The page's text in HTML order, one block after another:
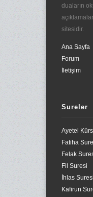
duaların
sitesidir.
Ana Sayfa
Forum
İletişim
Sureler
Ayetel
Fatiha
Felak
Fil Suresi
İhlas Suresi
Kafirun